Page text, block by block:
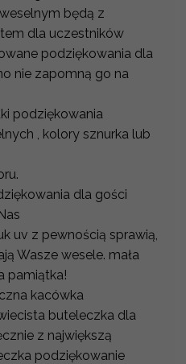
będą z
dla uczestników
podziękowania dla
nie zapomną go na
podziękowania
, kolory sznurka lub
dla gości
uv z pewnością sprawią,
Wasze wesele. mała
pamiątka!
kacówka
buteleczka dla
z największą
podziękowanie